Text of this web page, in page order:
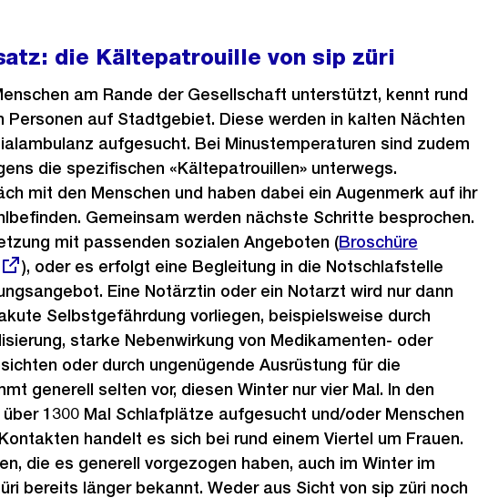
die Kältepatrouille von sip züri
am Rande der Gesellschaft unterstützt, kennt rund
Personen auf Stadtgebiet. Diese werden in kalten Nächten
aufgesucht. Bei Minustemperaturen sind zudem
die spezifischen «Kältepatrouillen» unterwegs.
mit den Menschen und haben dabei ein Augenmerk auf ihr
Gemeinsam werden nächste Schritte besprochen.
mit passenden sozialen Angeboten (Externer
Link:
Broschüre
), oder es erfolgt eine Begleitung in die Notschlafstelle
Eine Notärztin oder ein Notarzt wird nur dann
Selbstgefährdung vorliegen, beispielsweise durch
starke Nebenwirkung von Medikamenten- oder
oder durch ungenügende Ausrüstung für die
generell selten vor, diesen Winter nur vier Mal. In den
1300 Mal Schlafplätze aufgesucht und/oder Menschen
handelt es sich bei rund einem Viertel um Frauen.
die es generell vorgezogen haben, auch im Winter im
bereits länger bekannt. Weder aus Sicht von sip züri noch